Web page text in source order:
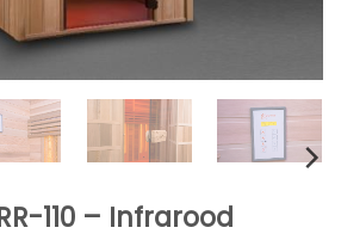
110 – Infrarood